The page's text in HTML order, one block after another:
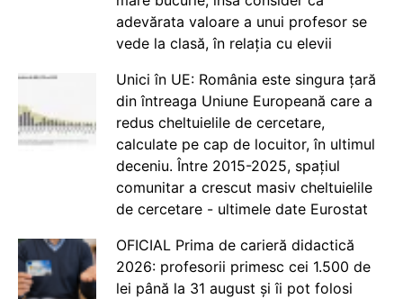
adevărata valoare a unui profesor se
vede la clasă, în relația cu elevii
Unici în UE: România este singura țară
din întreaga Uniune Europeană care a
redus cheltuielile de cercetare,
calculate pe cap de locuitor, în ultimul
deceniu. Între 2015-2025, spațiul
comunitar a crescut masiv cheltuielile
de cercetare - ultimele date Eurostat
OFICIAL Prima de carieră didactică
2026: profesorii primesc cei 1.500 de
lei până la 31 august și îi pot folosi